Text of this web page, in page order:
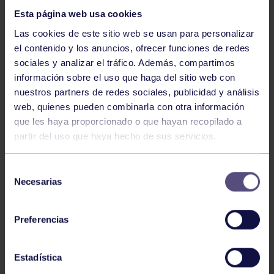
Esta página web usa cookies
Las cookies de este sitio web se usan para personalizar
el contenido y los anuncios, ofrecer funciones de redes
sociales y analizar el tráfico. Además, compartimos
información sobre el uso que haga del sitio web con
nuestros partners de redes sociales, publicidad y análisis
web, quienes pueden combinarla con otra información
que les haya proporcionado o que hayan recopilado a
partir del uso que haya hecho de sus servicios.
Necesarias
Preferencias
Estadística
Balonmano 25 May 2026
LEO CARDELI, CONVOCADO CON
ESPAÑA
Balonmano